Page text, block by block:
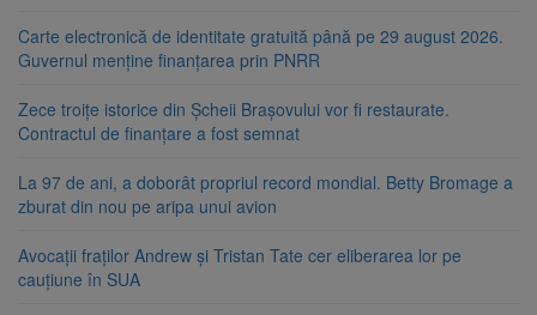
Carte electronică de identitate gratuită până pe 29 august 2026.
Guvernul menține finanțarea prin PNRR
Zece troițe istorice din Șcheii Brașovului vor fi restaurate.
Contractul de finanțare a fost semnat
La 97 de ani, a doborât propriul record mondial. Betty Bromage a
zburat din nou pe aripa unui avion
Avocații fraților Andrew și Tristan Tate cer eliberarea lor pe
cauțiune în SUA